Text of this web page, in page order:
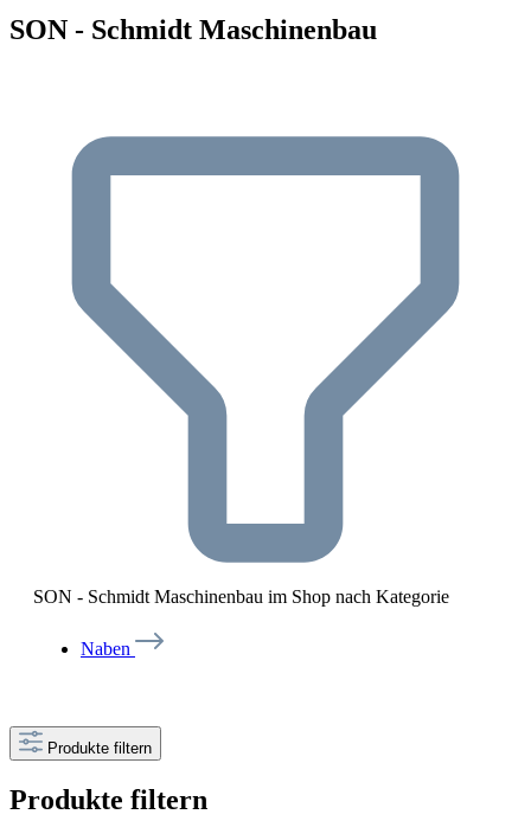
SON - Schmidt Maschinenbau
SON - Schmidt Maschinenbau im Shop nach Kategorie
Naben
Produkte filtern
Produkte filtern